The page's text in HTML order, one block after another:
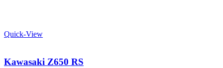
Quick-View
Kawasaki Z650 RS